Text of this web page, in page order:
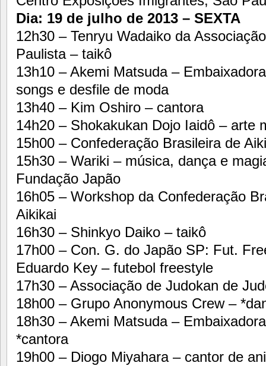
Dia: 19 de julho de 2013 – SEXTA
12h30 – Tenryu Wadaiko da
Paulista – taikô
13h10 – Akemi Matsuda –
songs e desfile de moda
13h40 – Kim Oshiro – cantora
14h20 – Shokakukan Dojo Iaidô – arte
15h00 – Confederação Brasileira de
15h30 – Wariki – música, dança e
Fundação Japão
16h05 – Workshop da Confederação
Aikikai
16h30 – Shinkyo Daiko – taikô
17h00 – Con. G. do Japão SP: Fut.
Eduardo Key – futebol freestyle
17h30 – Associação de Judokan de
18h00 – Grupo Anonymous Crew –
18h30 – Akemi Matsuda –
*cantora
19h00 – Diogo Miyahara – cantor de